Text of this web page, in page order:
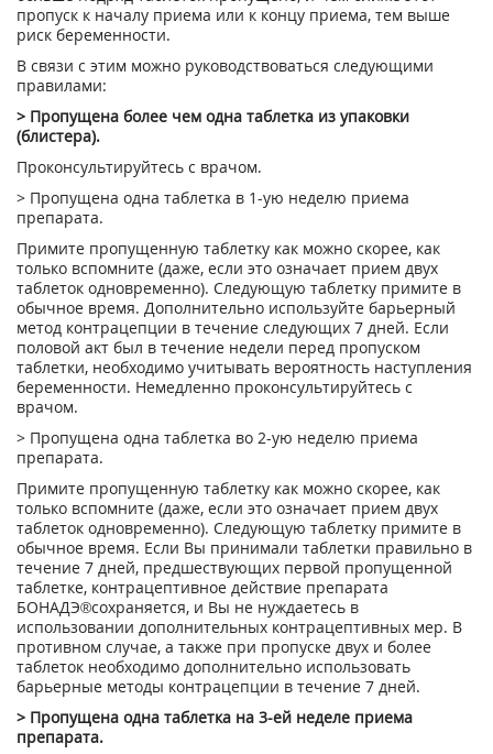
пропуск к началу приема или к концу приема, тем выше
риск беременности.
В связи с этим можно руководствоваться следующими
правилами:
> Пропущена более чем одна таблетка из упаковки
(блистера).
Проконсультируйтесь с врачом.
> Пропущена одна таблетка в 1-ую неделю приема
препарата.
Примите пропущенную таблетку как можно скорее, как
только вспомните (даже, если это означает прием двух
таблеток одновременно). Следующую таблетку примите в
обычное время. Дополнительно используйте барьерный
метод контрацепции в течение следующих 7 дней. Если
половой акт был в течение недели перед пропуском
таблетки, необходимо учитывать вероятность наступления
беременности. Немедленно проконсультируйтесь с
врачом.
> Пропущена одна таблетка во 2-ую неделю приема
препарата.
Примите пропущенную таблетку как можно скорее, как
только вспомните (даже, если это означает прием двух
таблеток одновременно). Следующую таблетку примите в
обычное время. Если Вы принимали таблетки правильно в
течение 7 дней, предшествующих первой пропущенной
таблетке, контрацептивное действие препарата
БОНАДЭ®сохраняется, и Вы не нуждаетесь в
использовании дополнительных контрацептивных мер. В
противном случае, а также при пропуске двух и более
таблеток необходимо дополнительно использовать
барьерные методы контрацепции в течение 7 дней.
> Пропущена одна таблетка на 3-ей неделе приема
препарата.